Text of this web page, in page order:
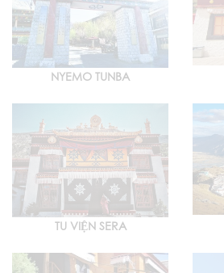
NYEMO TUNBA
TU VIỆN SERA